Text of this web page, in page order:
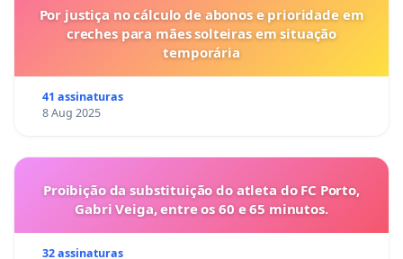
Por justiça no cálculo de abonos e prioridade em
creches para mães solteiras em situação
temporária
41 assinaturas
8 Aug 2025
Proibição da substituição do atleta do FC Porto,
Gabri Veiga, entre os 60 e 65 minutos.
32 assinaturas